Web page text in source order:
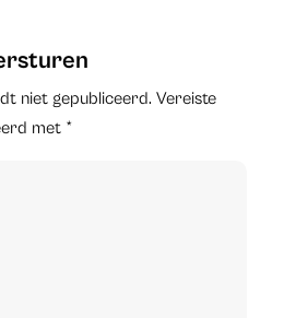
niet gepubliceerd. Vereiste
met *